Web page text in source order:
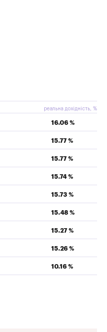
реальна дохідність, %
16.06 %
15.77 %
15.77 %
15.74 %
15.73 %
15.48 %
15.27 %
15.26 %
10.16 %